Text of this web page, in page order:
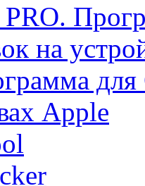
на
для
Apple